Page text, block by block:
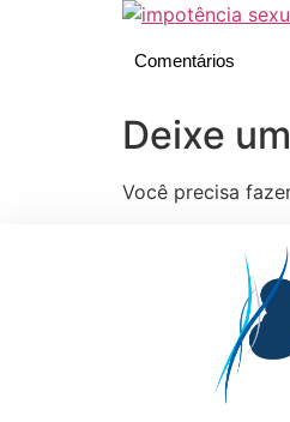
Comentários
Deixe
Você precisa